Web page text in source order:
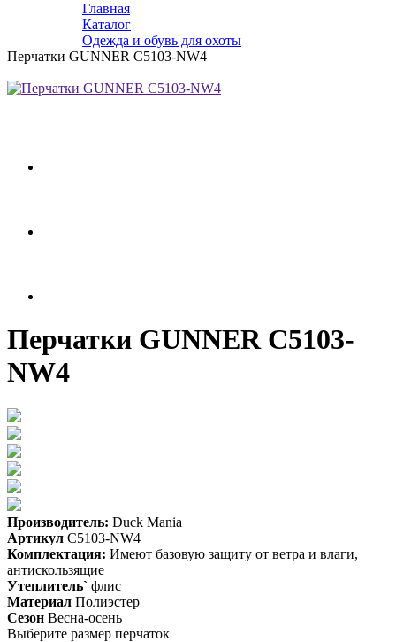
Главная
Каталог
Одежда и обувь для охоты
Перчатки GUNNER C5103-NW4
Перчатки GUNNER C5103-
NW4
Производитель: Duck Mania
Артикул C5103-NW4
Комплектация: Имеют базовую защиту от ветра и влаги,
антискользящие
Утеплитель` флис
Материал Полиэстер
Сезон Весна-осень
Выберите размер перчаток